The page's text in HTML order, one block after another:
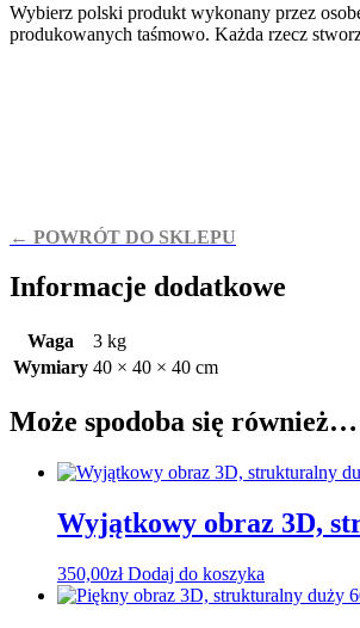
Wybierz polski produkt wykonany przez
produkowanych taśmowo. Każda rzecz
← POWRÓT DO SKLEPU
Informacje dodatkowe
Waga
3 kg
Wymiary 40 × 40 × 40 cm
Może spodoba się również…
Wyjątkowy obraz 3D,
350,00zł Dodaj do koszyka